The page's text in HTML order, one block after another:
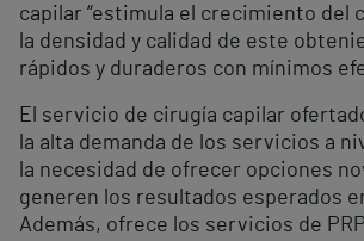
capilar “estimula el crecimiento del
la densidad y calidad de este
rápidos y duraderos con mínimos
El servicio de cirugía capilar
la alta demanda de los servicios a
la necesidad de ofrecer opciones
generen los resultados esperados
Además, ofrece los servicios de